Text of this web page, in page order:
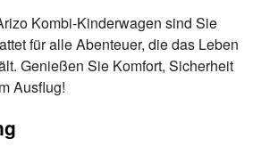
Kombi-Kinderwagen sind Sie
für alle Abenteuer, die das Leben
Genießen Sie Komfort, Sicherheit
Ausflug!